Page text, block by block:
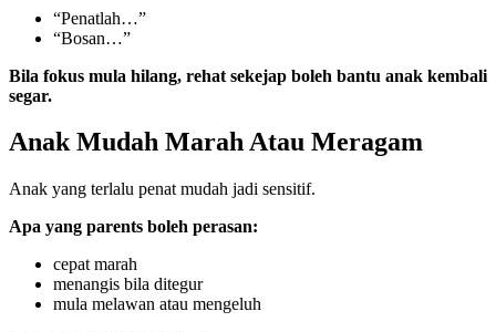
“Penatlah…”
“Bosan…”
Bila fokus mula hilang, rehat sekejap boleh bantu anak kembali
segar.
Anak Mudah Marah Atau Meragam
Anak yang terlalu penat mudah jadi sensitif.
Apa yang parents boleh perasan:
cepat marah
menangis bila ditegur
mula melawan atau mengeluh